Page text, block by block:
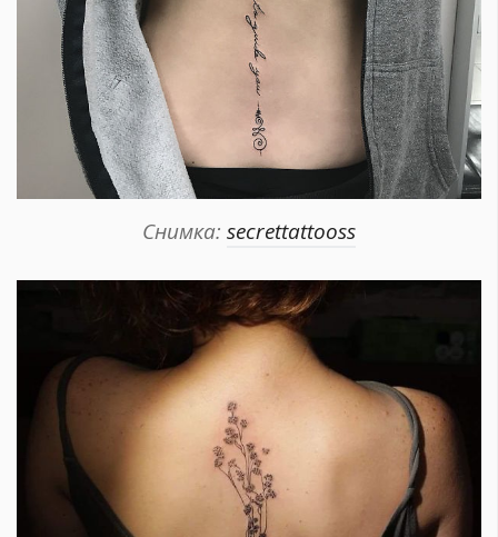
Снимка: secrettattooss